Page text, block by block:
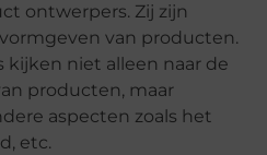
ontwerpers. Zij zijn
van producten.
niet alleen naar de
producten, maar
aspecten zoals het
etc.